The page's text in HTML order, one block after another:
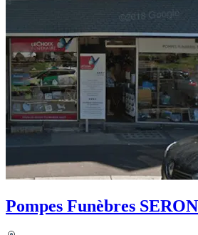
Pompes Funèbres